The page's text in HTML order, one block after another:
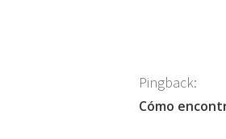
Pingback:
Cómo